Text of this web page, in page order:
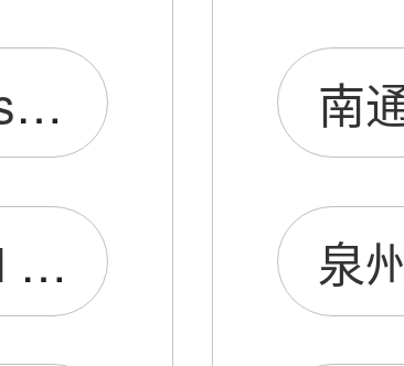
HTD Associates Limited
HTD HI TECH DIGITAL LIMITED